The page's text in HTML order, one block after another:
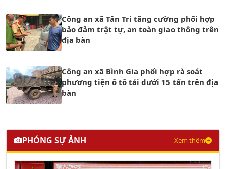
Công an xã Tân Tri tăng cường phối hợp
bảo đảm trật tự, an toàn giao thông trên
địa bàn
Công an xã Bình Gia phối hợp rà soát
phương tiện ô tô tải dưới 15 tấn trên địa
bàn
PHÓNG SỰ ẢNH Xem thêm